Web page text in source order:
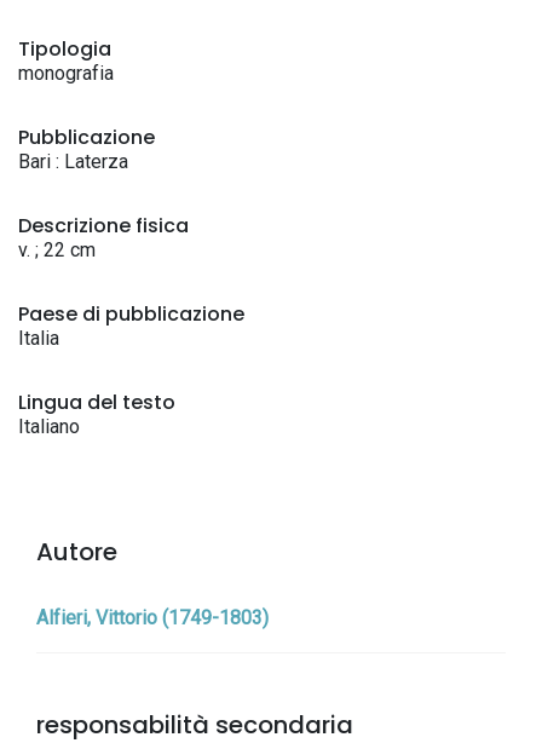
Tipologia
monografia
Pubblicazione
Bari : Laterza
Descrizione fisica
v. ; 22 cm
Paese di pubblicazione
Italia
Lingua del testo
Italiano
Autore
Alfieri, Vittorio (1749-1803)
responsabilità secondaria